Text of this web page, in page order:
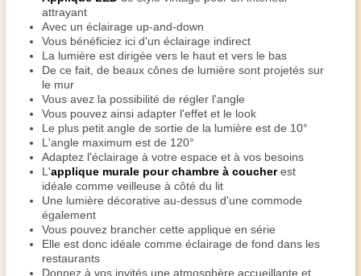
attrayant
Avec un éclairage up-and-down
Vous bénéficiez ici d'un éclairage indirect
La lumière est dirigée vers le haut et vers le bas
De ce fait, de beaux cônes de lumière sont projetés sur
le mur
Vous avez la possibilité de régler l'angle
Vous pouvez ainsi adapter l'effet et le look
Le plus petit angle de sortie de la lumière est de 10°
L'angle maximum est de 120°
Adaptez l'éclairage à votre espace et à vos besoins
L'applique murale pour chambre à coucherest
idéale comme veilleuse à côté du lit
Une lumière décorative au-dessus d'une commode
également
Vous pouvez brancher cette applique en série
Elle est donc idéale comme éclairage de fond dans les
restaurants
Donnez à vos invités une atmosphère accueillante et